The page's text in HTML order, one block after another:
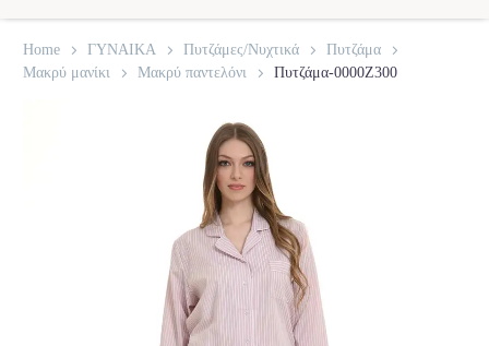
Home ΓΥΝΑΙΚΑ Πυτζάμες/Νυχτικά
Πυτζάμα
Μακρύ μανίκι
Μακρύ παντελόνι Πυτζάμα-0000Z300